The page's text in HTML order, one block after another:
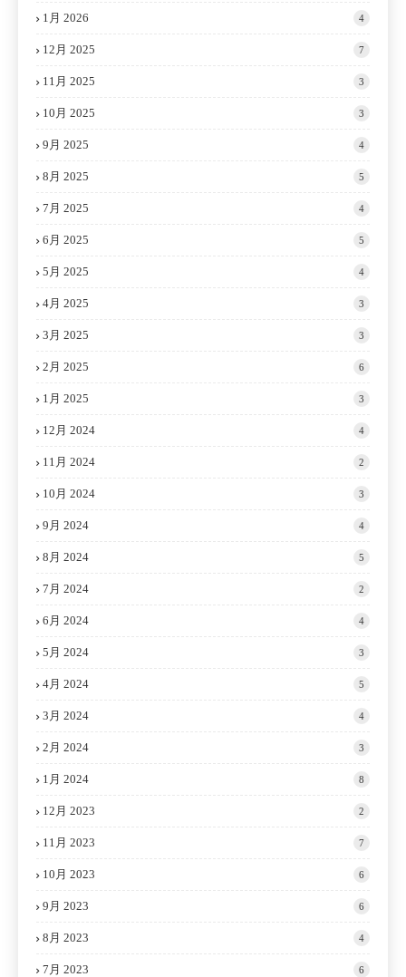
1月 2026 4
12月 2025 7
11月 2025 3
10月 2025 3
9月 2025 4
8月 2025 5
7月 2025 4
6月 2025 5
5月 2025 4
4月 2025 3
3月 2025 3
2月 2025 6
1月 2025 3
12月 2024 4
11月 2024 2
10月 2024 3
9月 2024 4
8月 2024 5
7月 2024 2
6月 2024 4
5月 2024 3
4月 2024 5
3月 2024 4
2月 2024 3
1月 2024 8
12月 2023 2
11月 2023 7
10月 2023 6
9月 2023 6
8月 2023 4
7月 2023 6